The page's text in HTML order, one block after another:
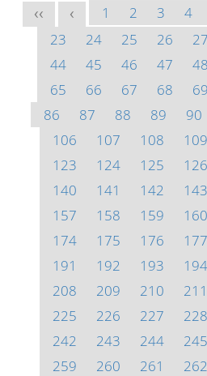
<< < 1 2 3 4
23
24 25 26 27
44
45 46 47 48
65
66 67 68 69
86
87 88 89 90
106
107 108 109
123
124 125 126
140
141 142 143
157
158 159 160
174
175 176 177
191
192 193 194
208
209 210 211
225
226 227 228
242
243 244 245
259
260 261 262